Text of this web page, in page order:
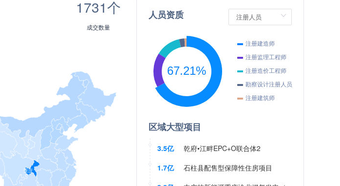
1731个
成交数量
人员资质
区域大型项目
3.5亿
城口县太坪、任家河小流域水土保持项目EPC联合体2
12亿
1.8亿
古剑至骑龙至高青至高庙至中峰公路保通工程
2.3亿
农旅·山语湖（一期）联合体2
农旅·山语湖（一期）联合体1
2.4亿
3.5亿
乾府•江畔EPC+O联合体2
1.7亿
石柱县配售型保障性住房项目